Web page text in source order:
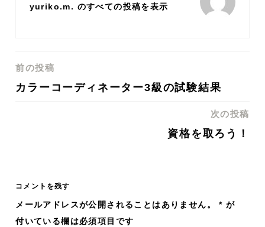
yuriko.m. のすべての投稿を表示
投
ゲ
ー
前の投稿
カラーコーディネーター3級の試験結果
次の投稿
資格を取ろう！
コメントを残す
メールアドレスが公開されることはありません。 * が
付いている欄は必須項目です